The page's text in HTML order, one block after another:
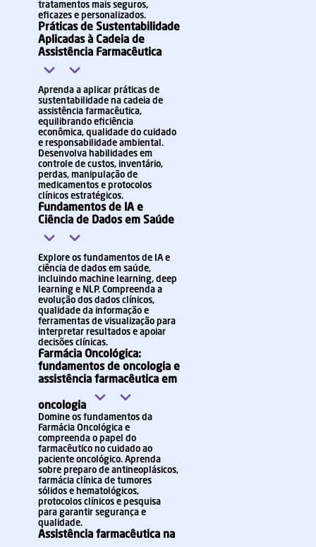
tratamentos mais seguros,
eficazes e personalizados.
Práticas de Sustentabilidade
Aplicadas à Cadeia de
Assistência Farmacêutica
Aprenda a aplicar práticas de
sustentabilidade na cadeia de
assistência farmacêutica,
equilibrando eficiência
econômica, qualidade do cuidado
e responsabilidade ambiental.
Desenvolva habilidades em
controle de custos, inventário,
perdas, manipulação de
medicamentos e protocolos
clínicos estratégicos.
Fundamentos de IA e
Ciência de Dados em Saúde
Explore os fundamentos de IA e
ciência de dados em saúde,
incluindo machine learning, deep
learning e NLP. Compreenda a
evolução dos dados clínicos,
qualidade da informação e
ferramentas de visualização para
interpretar resultados e apoiar
decisões clínicas.
Farmácia Oncológica:
fundamentos de oncologia e
assistência farmacêutica em
oncologia
Domine os fundamentos da
Farmácia Oncológica e
compreenda o papel do
farmacêutico no cuidado ao
paciente oncológico. Aprenda
sobre preparo de antineoplásicos,
farmácia clínica de tumores
sólidos e hematológicos,
protocolos clínicos e pesquisa
para garantir segurança e
qualidade.
Assistência farmacêutica na